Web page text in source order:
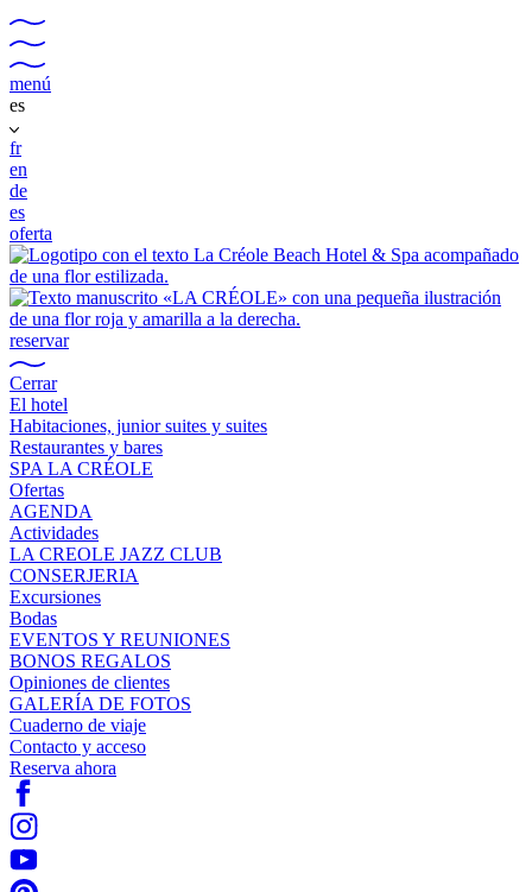
menú
es
fr
en
de
es
oferta
reservar
Cerrar
El hotel
Habitaciones, junior suites y suites
Restaurantes y bares
SPA LA CRÉOLE
Ofertas
AGENDA
Actividades
LA CREOLE JAZZ CLUB
CONSERJERIA
Excursiones
Bodas
EVENTOS Y REUNIONES
BONOS REGALOS
Opiniones de clientes
GALERÍA DE FOTOS
Cuaderno de viaje
Contacto y acceso
Reserva ahora